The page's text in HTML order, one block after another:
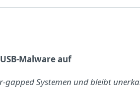
Malware auf
gapped Systemen und bleibt